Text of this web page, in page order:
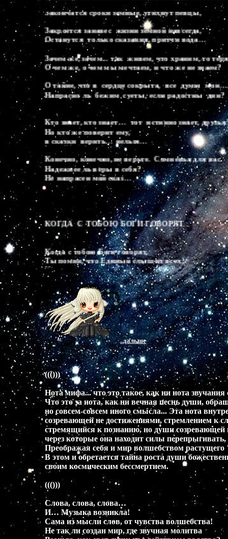
Закроется занавес  жизни земной навсегда,
Останутся  только сказания, притчи вода…
Зачем же, зачем... так  живем, что храним, то
О чем же, о чем мы мечтаем, и что же не знаем?
О тайне, что в  сердце сокрыта,  все  думы  мои…
Напрасно ль  бежим  суеты, если радостны  дни?
Кто знает, кто знает…  тот  истинно знает, друзья!
Но кто же поверит ему,
в сказки  верить… нельзя…
Конечно, конечно, не верьте.  Сомненья для вас
Надежнее ль веры в себя?
Не напрасен мой сказ…
КОГДА  С ТОБОЮ БОГИ ГОВОРЯТ
Когда с тобою Боги говорят,
Ты помни, что Единый слышит всех!
И пусть уловишь  чей-то странный смех,
Цени неповторимый свой наряд.
           Хоть окрики клокочут за спиной,
Ты верь в себя!  Слепцам не распознать
Одежды духа, мудрой речи гладь.
Твори миры в созвучии с Собой!
Искрятся  бриллианты слов в купели,
Позволь им расплескаться в небесах!
Да сохранят Иисус их и Аллах,
Спиралью Млечной  вскружат  мир метели!
Смотри вперед, ведь ярче солнца взгляд,
И сказки воцарятся  здесь на троне,
Ты правь смелее в золоте  Закона,
Когда с тобою Боги говорят.
И если  замолчат Они, узнай
Того, Кто все звучания творит
В мирах, и в ком  Единства Суть - Магнит.
Ликуй, сей Миг и есть желанный рай!
..дальше
((()))
Нота мифа... что это такое, как ни нота звучания
Что это за нота, как ни вечная песнь души,
но совсем-совсем иного смысла... Эта нота
созревающей не достижениями, стремлением к
стремящийся к познанию, но души
через которые она находит силы
Преображая себя и мир волшебством
В этом и обретается тайна роста души
своим космическим бессмертием.
((()))
Слова, слова, слова…
И… Музыка возникла!
Сама из мысли слов, от чувства волшебства!
Не так ли создан мир, где звучная молитва